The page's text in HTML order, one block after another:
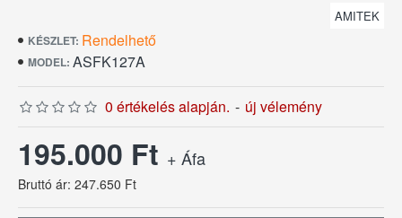
Az euro árfolyam ingadozása miatt az árváltoztatás jogát
fenntartjuk!
KÉSZLET: Rendelhető
MODEL: ASFK127A
AMITEK
0 értékelés alapján. - új vélemény
195.000 Ft + Áfa
Bruttó ár: 247.650 Ft